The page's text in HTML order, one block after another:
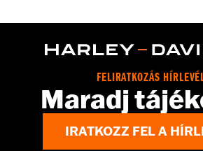
Sold Separately:Saddlebag Speaker Kit
Left & Right Saddlebag
FELIRATKOZÁS
Maradj
IRATKOZZ FEL A